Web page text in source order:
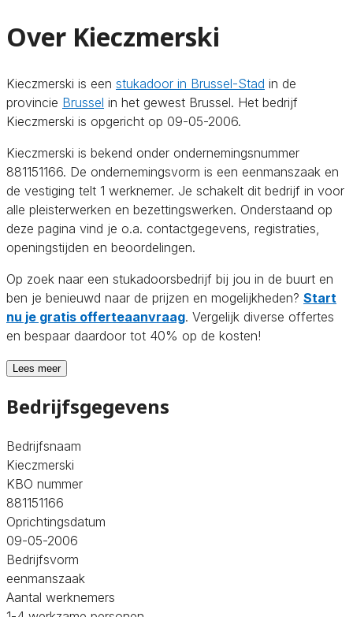
Over Kieczmerski
Kieczmerski is een stukadoor in Brussel-Stad in de
provincie Brussel in het gewest Brussel. Het bedrijf
Kieczmerski is opgericht op 09-05-2006.
Kieczmerski is bekend onder ondernemingsnummer
881151166. De ondernemingsvorm is een eenmanszaak en
de vestiging telt 1 werknemer. Je schakelt dit bedrijf in voor
alle pleisterwerken en bezettingswerken. Onderstaand op
deze pagina vind je o.a. contactgegevens, registraties,
openingstijden en beoordelingen.
Op zoek naar een stukadoorsbedrijf bij jou in de buurt en
ben je benieuwd naar de prijzen en mogelijkheden? Start
nu je gratis offerteaanvraag. Vergelijk diverse offertes
en bespaar daardoor tot 40% op de kosten!
Lees meer
Bedrijfsgegevens
Bedrijfsnaam
Kieczmerski
KBO nummer
881151166
Oprichtingsdatum
09-05-2006
Bedrijfsvorm
eenmanszaak
Aantal werknemers